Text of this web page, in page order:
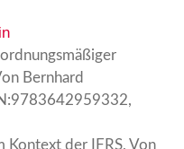
Bernhard
Kontext der IFRS, Von